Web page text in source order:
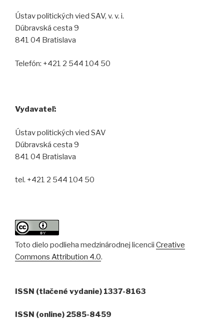
Ústav politických vied SAV, v. v. i.
Dúbravská cesta 9
841 04 Bratislava
Telefón: +421 2 544 104 50
Vydavateľ:
Ústav politických vied SAV
Dúbravská cesta 9
841 04 Bratislava
tel. +421 2 544 104 50
Toto dielo podlieha medzinárodnej licencii Creative
Commons Attribution 4.0.
ISSN (tlačené vydanie) 1337-8163
ISSN (online) 2585-8459